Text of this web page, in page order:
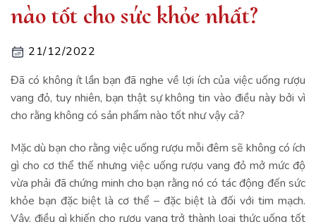
nào tốt cho sức khỏe nhất?
21/12/2022
Đã có không ít lần bạn đã nghe về lợi ích của việc uống rượu
vang đỏ, tuy nhiên, bạn thật sự không tin vào điều này bởi vì
cho rằng không có sản phẩm nào tốt như vậy cả?
Mặc dù bạn cho rằng việc uống rượu mỗi đêm sẽ không có ích
gì cho cơ thể thế nhưng việc uống rượu vang đỏ mở mức độ
vừa phải đã chứng minh cho bạn rằng nó có tác động đến sức
khỏe bạn đặc biệt là cơ thể – đặc biệt là đối với tim mạch.
Vậy, điều gì khiến cho rượu vang trở thành loại thức uống tốt